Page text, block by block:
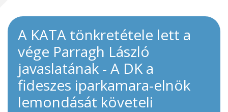
A KATA tönkretétele lett a
vége Parragh László
javaslatának - A DK a
fideszes iparkamara-elnök
lemondását követeli